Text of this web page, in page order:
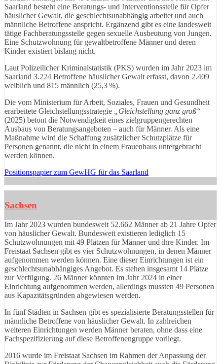
Saarland besteht eine Beratungs- und Interventionsstelle für Opfer
häuslicher Gewalt, die geschlechtsunabhängig arbeitet und auch
männliche Betroffene anspricht. Ergänzend gibt es eine landesweit
tätige Fachberatungsstelle gegen sexuelle Ausbeutung von Jungen.
Eine Schutzwohnung für gewaltbetroffene Männer und deren
Kinder existiert bislang nicht.
Laut Polizeilicher Kriminalstatistik (PKS) wurden im Jahr 2023 im
Saarland 3.224 Betroffene häuslicher Gewalt erfasst, davon 2.409
weiblich und 815 männlich (25,3 %).
Die vom Ministerium für Arbeit, Soziales, Frauen und Gesundheit
erarbeitete Gleichstellungsstrategie
„Gleichstellung ganz groß“
(2025) betont die Notwendigkeit eines zielgruppengerechten
Ausbaus von Beratungsangeboten – auch für Männer. Als eine
Maßnahme wird die Schaffung zusätzlicher Schutzplätze für
Personen genannt, die nicht in einem Frauenhaus untergebracht
werden können.
Positionspapier zum GewHG für das Saarland
Sachsen
Im Jahr 2023 wurden bundesweit 52.662 Männer ab 21 Jahre Opfer
von häuslicher Gewalt. Bundesweit existieren lediglich 15
Schutzwohnungen mit 49 Plätzen für Männer und ihre Kinder. Im
Freistaat Sachsen gibt es vier Schutzwohnungen, in denen Männer
aufgenommen werden können. Eine dieser Einrichtungen ist ein
geschlechtsunabhängiges Angebot. Es stehen insgesamt 14 Plätze
zur Verfügung. 26 Männer könnten im Jahr 2024 in einer
Einrichtung aufgenommen werden, allerdings mussten 49 Personen
aus Kapazitätsgründen abgewiesen werden.
In fünf Städten in Sachsen gibt es spezialisierte Beratungsstellen für
männliche Betroffene von häuslicher Gewalt. In zahlreichen
weiteren Einrichtungen werden Männer beraten, ohne dass eine
Fachspezifizierung auf diese Betroffenengruppe vorliegt.
2016 wurde im Freistaat Sachsen im Rahmen der Anpassung der